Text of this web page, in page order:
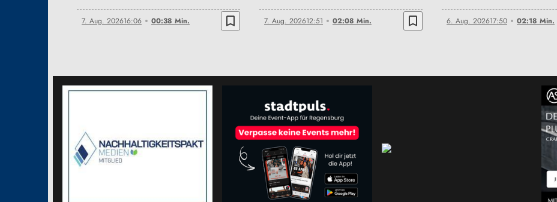
7. Aug. 202616:06 00:38 Min. bookmark_border 7. Aug. 202612:51 02:08 Min. bookmark_border 6. Aug. 202617:50 02:18 Min.